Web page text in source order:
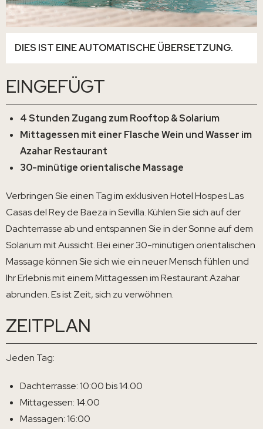
DIES IST EINE AUTOMATISCHE ÜBERSETZUNG.
EINGEFÜGT
4 Stunden Zugang zum Rooftop & Solarium
Mittagessen mit einer Flasche Wein und Wasser im
Azahar Restaurant
30-minütige orientalische Massage
Verbringen Sie einen Tag im exklusiven Hotel Hospes Las
Casas del Rey de Baeza in Sevilla. Kühlen Sie sich auf der
Dachterrasse ab und entspannen Sie in der Sonne auf dem
Solarium mit Aussicht. Bei einer 30-minütigen orientalischen
Massage können Sie sich wie ein neuer Mensch fühlen und
Ihr Erlebnis mit einem Mittagessen im Restaurant Azahar
abrunden. Es ist Zeit, sich zu verwöhnen.
ZEITPLAN
Jeden Tag:
Dachterrasse: 10:00 bis 14.00
Mittagessen: 14:00
Massagen: 16:00